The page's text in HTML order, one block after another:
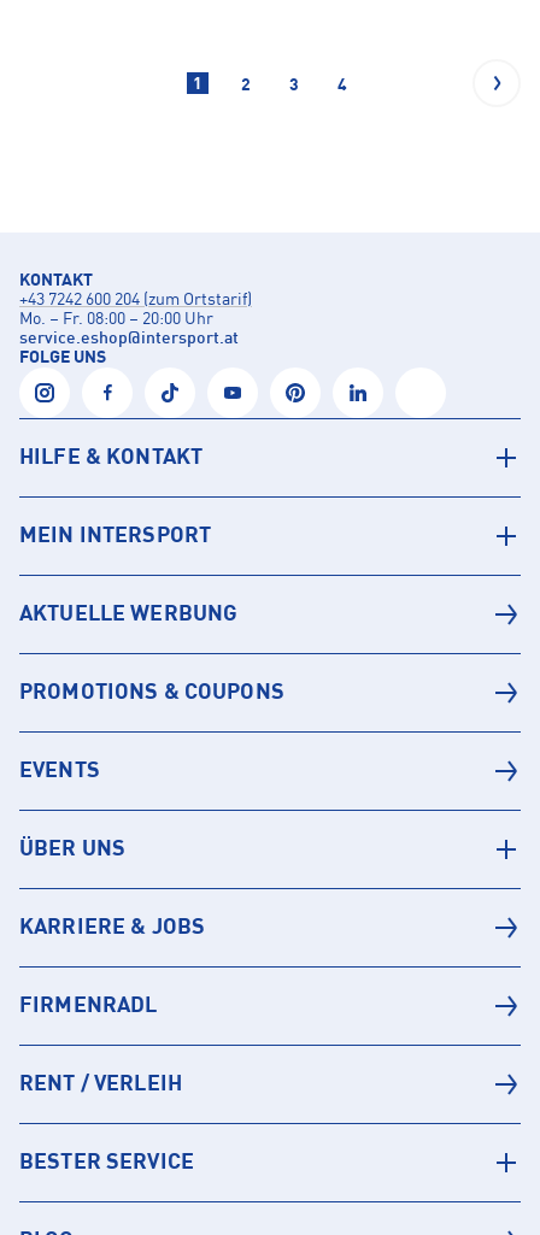
1 2 3 4
KONTAKT
+43 7242 600 204 (zum Ortstarif)
Mo. – Fr. 08:00 – 20:00 Uhr
service.eshop@intersport.at
FOLGE UNS
HILFE & KONTAKT
MEIN INTERSPORT
AKTUELLE WERBUNG
PROMOTIONS & COUPONS
EVENTS
ÜBER UNS
KARRIERE & JOBS
FIRMENRADL
RENT / VERLEIH
BESTER SERVICE